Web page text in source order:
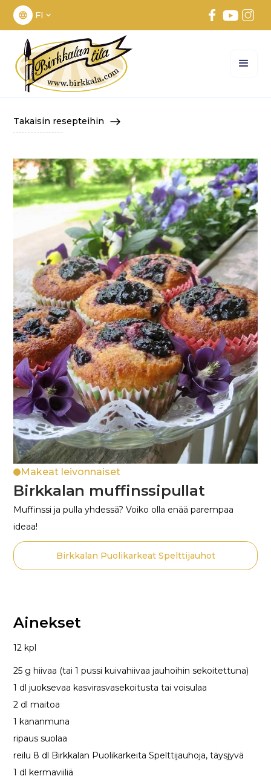
FI
Takaisin resepteihin
Makeat leivonnaiset
Birkkalan muffinssipullat
Muffinssi ja pulla yhdessä? Voiko olla enää parempaa
ideaa!
Birkkalan Puolikarkeat Spelttijauhot
Ainekset
12 kpl
25 g hiivaa (tai 1 pussi kuivahiivaa jauhoihin sekoitettuna)
1 dl juoksevaa kasvirasvasekoitusta tai voisulaa
2 dl maitoa
1 kananmuna
ripaus suolaa
reilu 8 dl Birkkalan Puolikarkeita Spelttijauhoja, täysjyvä
1 dl kermaviiliä